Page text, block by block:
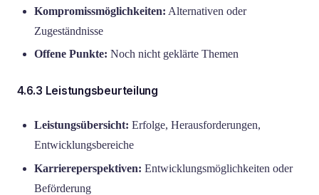
Kompromissmöglichkeiten: Alternativen oder
Zugeständnisse
Offene Punkte: Noch nicht geklärte Themen
4.6.3 Leistungsbeurteilung
Leistungsübersicht: Erfolge, Herausforderungen,
Entwicklungsbereiche
Karriereperspektiven: Entwicklungsmöglichkeiten oder
Beförderung